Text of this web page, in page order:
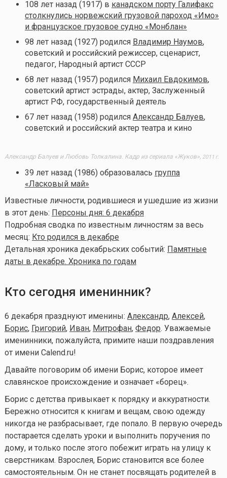
108 лет назад (1917) в канадском порту Галифакс
столкнулись норвежский грузовой пароход «Имо»
и французское грузовое судно «Монблан»
98 лет назад (1927) родился Владимир Наумов,
советский и российский режиссер, сценарист,
педагог, Народный артист СССР
68 лет назад (1957) родился Михаил Евдокимов,
советский артист эстрады, актер, Заслуженный
артист РФ, государственный деятель
67 лет назад (1958) родился Александр Балуев,
советский и российский актер театра и кино
Александр Балуев и Любовь Толкалина. Кадр из сериала «Жуков», 2011 г.
39 лет назад (1986) образовалась группа
«Ласковый май»
Известные личности, родившиеся и ушедшие из жизни
в этот день: Персоны дня: 6 декабря
Подробная сводка по известным личностям за весь
месяц: Кто родился в декабре
Детальная хроника декабрьских событий: Памятные
даты в декабре. Хроника по годам
Кто сегодня именинник?
6 декабря празднуют именины: Александр, Алексей,
Борис, Григорий, Иван, Митрофан, Федор. Уважаемые
именинники, пожалуйста, примите наши поздравления
от имени Calend.ru!
Давайте поговорим об имени Борис, которое имеет
славянское происхождение и означает «борец».
Борис с детства привыкает к порядку и аккуратности.
Бережно относится к книгам и вещам, свою одежду
никогда не разбрасывает, где попало. В первую очередь
постарается сделать уроки и выполнить поручения по
дому, и только после этого побежит играть на улицу к
сверстникам. Взрослея, Борис становится все более
самостоятельным. Он не станет посвящать родителей в